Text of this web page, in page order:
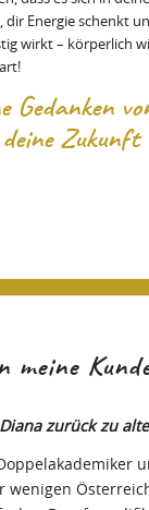
dir Energie schenkt
wirkt – körperlich
Gedanken
Zukunft
meine
zurück zu
wenigen